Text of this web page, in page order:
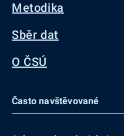
Metodika
Sběr dat
O ČSÚ
Často navštěvované